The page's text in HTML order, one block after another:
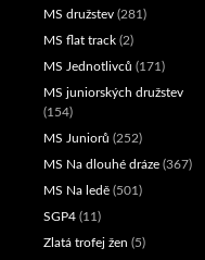
MS družstev (281)
MS flat track (2)
MS Jednotlivců (171)
MS juniorských družstev
(154)
MS Juniorů (252)
MS Na dlouhé dráze (367)
MS Na ledě (501)
SGP4 (11)
Zlatá trofej žen (5)